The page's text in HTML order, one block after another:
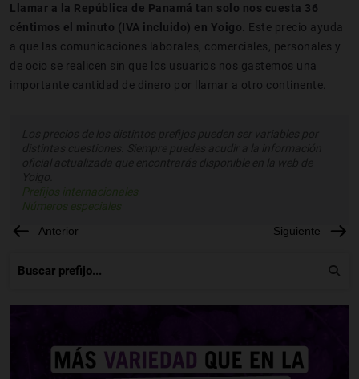
Llamar a la República de Panamá tan solo nos cuesta 36
céntimos el minuto (IVA incluido) en Yoigo. Este precio ayuda
a que las comunicaciones laborales, comerciales, personales y
de ocio se realicen sin que los usuarios nos gastemos una
importante cantidad de dinero por llamar a otro continente.
Prefijos internacionales
Números especiales
Anterior
Siguiente